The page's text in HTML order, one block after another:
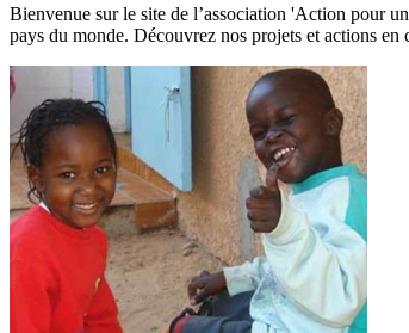
Bienvenue sur le site de l’association 'Action pour
pays du monde. Découvrez nos projets et actions